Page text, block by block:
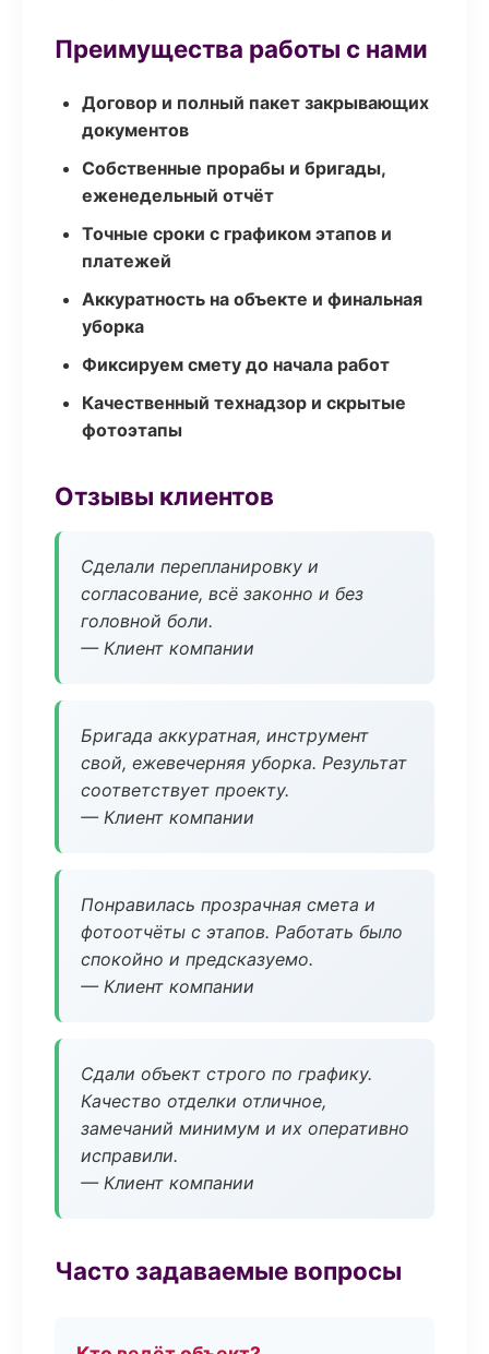
Преимущества работы с нами
Договор и полный пакет закрывающих
документов
Собственные прорабы и бригады,
еженедельный отчёт
Точные сроки с графиком этапов и
платежей
Аккуратность на объекте и финальная
уборка
Фиксируем смету до начала работ
Качественный технадзор и скрытые
фотоэтапы
Отзывы клиентов
Сделали перепланировку и
согласование, всё законно и без
головной боли.
— Клиент компании
Бригада аккуратная, инструмент
свой, ежевечерняя уборка. Результат
соответствует проекту.
— Клиент компании
Понравилась прозрачная смета и
фотоотчёты с этапов. Работать было
спокойно и предсказуемо.
— Клиент компании
Сдали объект строго по графику.
Качество отделки отличное,
замечаний минимум и их оперативно
исправили.
— Клиент компании
Часто задаваемые вопросы